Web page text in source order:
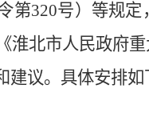
第320号）等规定
淮北市人民政府
议。具体安排如